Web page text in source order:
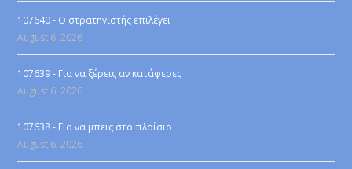
107640 - Ο στρατηγιστής επιλέγει
August 6, 2026
107639 - Για να ξέρεις αν κατάφερες
August 6, 2026
107638 - Για να μπεις στο πλαίσιο
August 6, 2026